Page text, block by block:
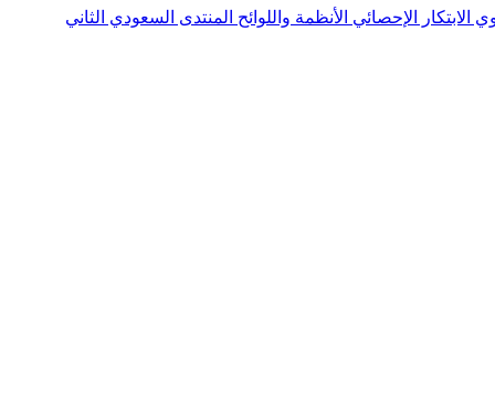
الابتكار الإحصائي الأنظمة واللوائح المنتدى السعودي الثاني